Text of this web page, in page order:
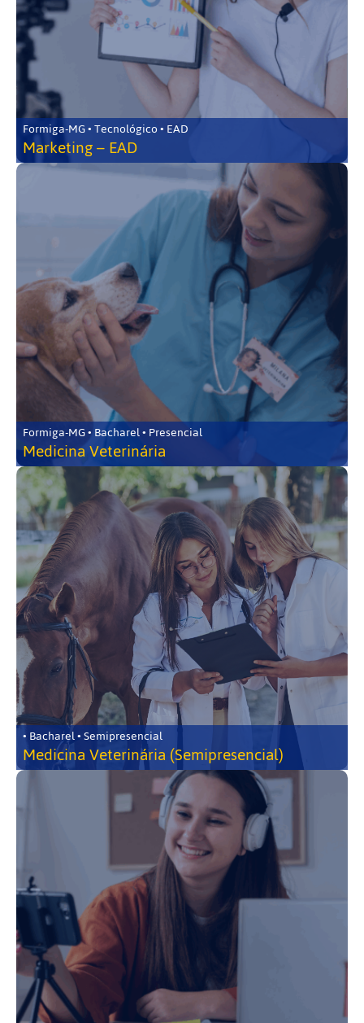
Formiga-MG • Tecnológico • EAD
Marketing – EAD
Formiga-MG • Bacharel • Presencial
Medicina Veterinária
• Bacharel • Semipresencial
Medicina Veterinária (Semipresencial)